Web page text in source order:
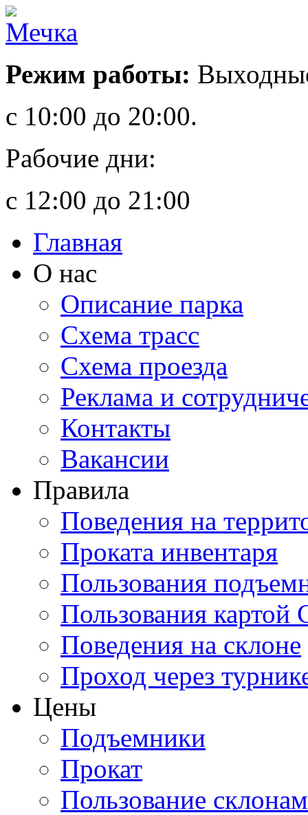
Режим работы:
с 10:00 до 20:00.
Рабочие дни:
с 12:00 до 21:00
Главная
О нас
Описание парка
Схема трасс
Схема проезда
Реклама и
Контакты
Вакансии
Правила
Поведения на
Проката инвентаря
Пользования
Пользования картой
Поведения на склоне
Проход через
Цены
Подъемники
Прокат
Пользование